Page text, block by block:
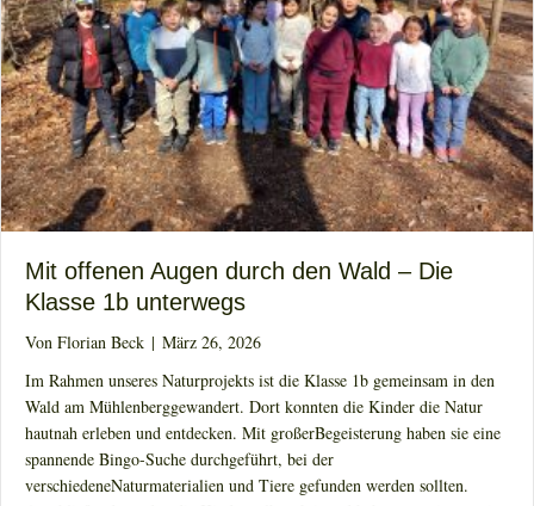
Mit offenen Augen durch den Wald – Die
Klasse 1b unterwegs
Von Florian Beck | März 26, 2026
Im Rahmen unseres Naturprojekts ist die Klasse 1b gemeinsam in den
Wald am Mühlenberggewandert. Dort konnten die Kinder die Natur
hautnah erleben und entdecken. Mit großerBegeisterung haben sie eine
spannende Bingo-Suche durchgeführt, bei der
verschiedeneNaturmaterialien und Tiere gefunden werden sollten.